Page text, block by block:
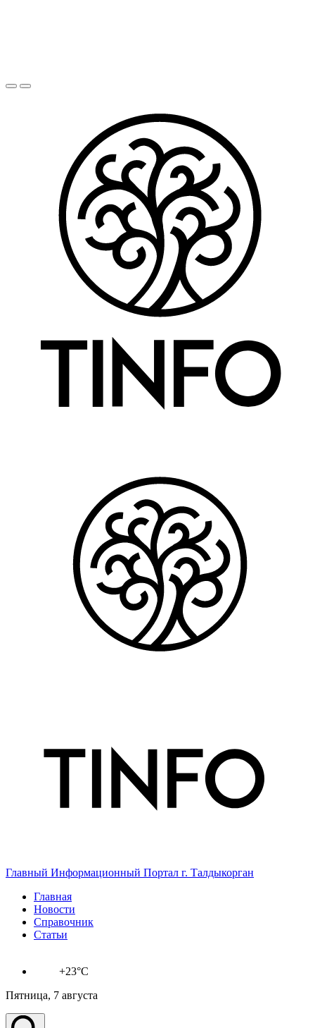
Главный Информационный Портал г. Талдыкорган
Главная
Новости
Справочник
Статьи
+23°C
Пятница, 7 августа